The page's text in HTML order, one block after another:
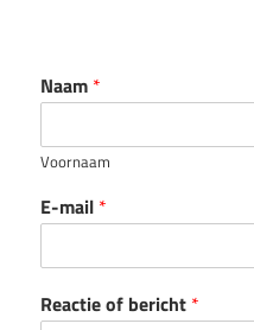
Naam *
Voornaam
E-mail *
Reactie of bericht *